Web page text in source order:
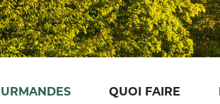
QUOI FAIRE